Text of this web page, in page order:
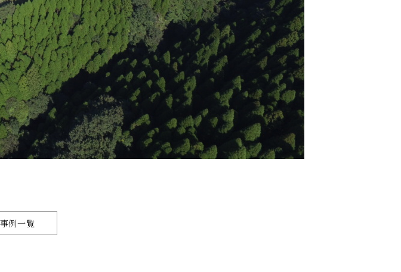
例一覧